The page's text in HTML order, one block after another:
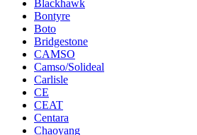
Blackhawk
Bontyre
Boto
Bridgestone
CAMSO
Camso/Solideal
Carlisle
CE
CEAT
Centara
Chaoyang